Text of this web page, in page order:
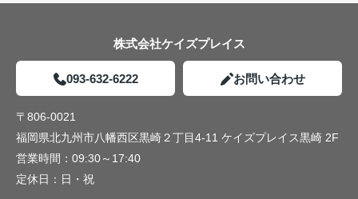
株式会社ケイズプレイス
093-632-6222 お問い合わせ
〒806-0021
福岡県北九州市八幡西区黒崎２丁目4-11 ケイズプレイス黒崎 2F
営業時間： 09:30～17:40
定休日： 日・祝